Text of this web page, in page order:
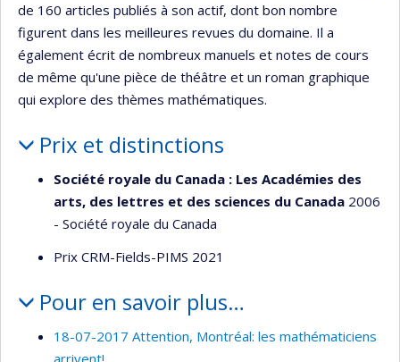
de 160 articles publiés à son actif, dont bon nombre
figurent dans les meilleures revues du domaine. Il a
également écrit de nombreux manuels et notes de cours
de même qu'une pièce de théâtre et un roman graphique
qui explore des thèmes mathématiques.
Prix et distinctions
Société royale du Canada : Les Académies des
arts, des lettres et des sciences du Canada 2006
- Société royale du Canada
Prix CRM-Fields-PIMS 2021
Pour en savoir plus…
18-07-2017 Attention, Montréal: les mathématiciens
arrivent!